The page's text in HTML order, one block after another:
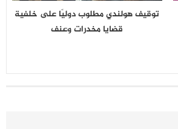
توقيف هولندي مطلوب دوليًا على خلفية
قضايا مخدرات وعنف